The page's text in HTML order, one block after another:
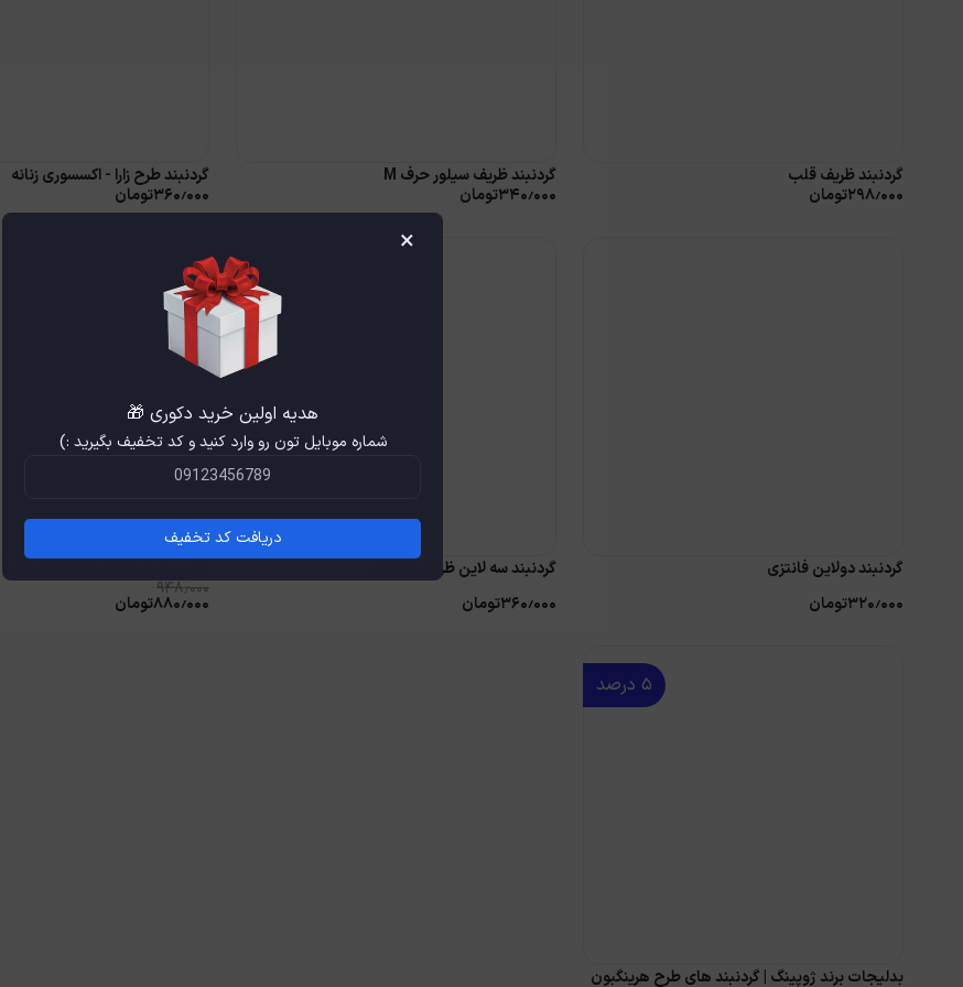
گردنبند ظریف قلب
۲۹۸٫۰۰۰تومان
گردنبند ظریف سیلور حرف M
۳۴۰٫۰۰۰تومان
گردنبند طرح زارا - اکسسوری زنانه
۳۶۰٫۰۰۰تومان
گردنبند دولاین فانتزی
۳۲۰٫۰۰۰تومان
گردنبند سه لاین ظریف نقره ای
۳۶۰٫۰۰۰تومان
نیم ست میناکاری دخترانه
۹۴۸٫۰۰۰
۸۸۰٫۰۰۰تومان
۵ درصد
بدلیجات برند ژوپینگ | گردنبند های طرح هرینگبون
×
هدیه اولین خرید دکوری 🎁
شماره موبایل تون رو وارد کنید و کد تخفیف بگیرید :)
دریافت کد تخفیف